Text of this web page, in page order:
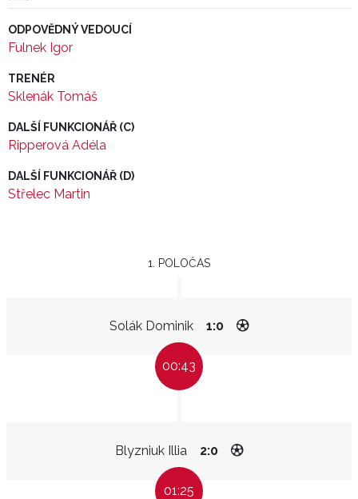
ODPOVĚDNÝ VEDOUCÍ
Fulnek Igor
TRENÉR
Sklenák Tomáš
DALŠÍ FUNKCIONÁŘ (C)
Ripperová Adéla
DALŠÍ FUNKCIONÁŘ (D)
Střelec Martin
1. POLOČAS
Solák Dominik 1:0
00:43
Blyzniuk Illia 2:0
01:25